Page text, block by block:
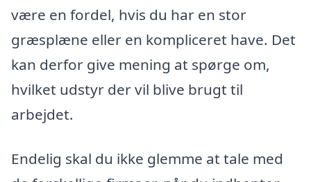
være en fordel, hvis du har en stor
græsplæne eller en kompliceret have. Det
kan derfor give mening at spørge om,
hvilket udstyr der vil blive brugt til
arbejdet.
Endelig skal du ikke glemme at tale med